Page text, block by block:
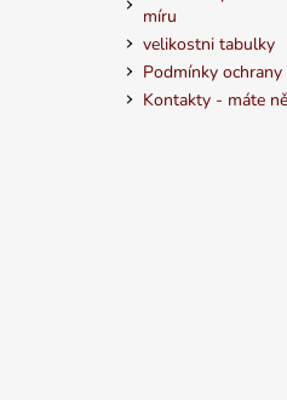
míru
velikostni tabulky
Podmínky
Kontakty - máte